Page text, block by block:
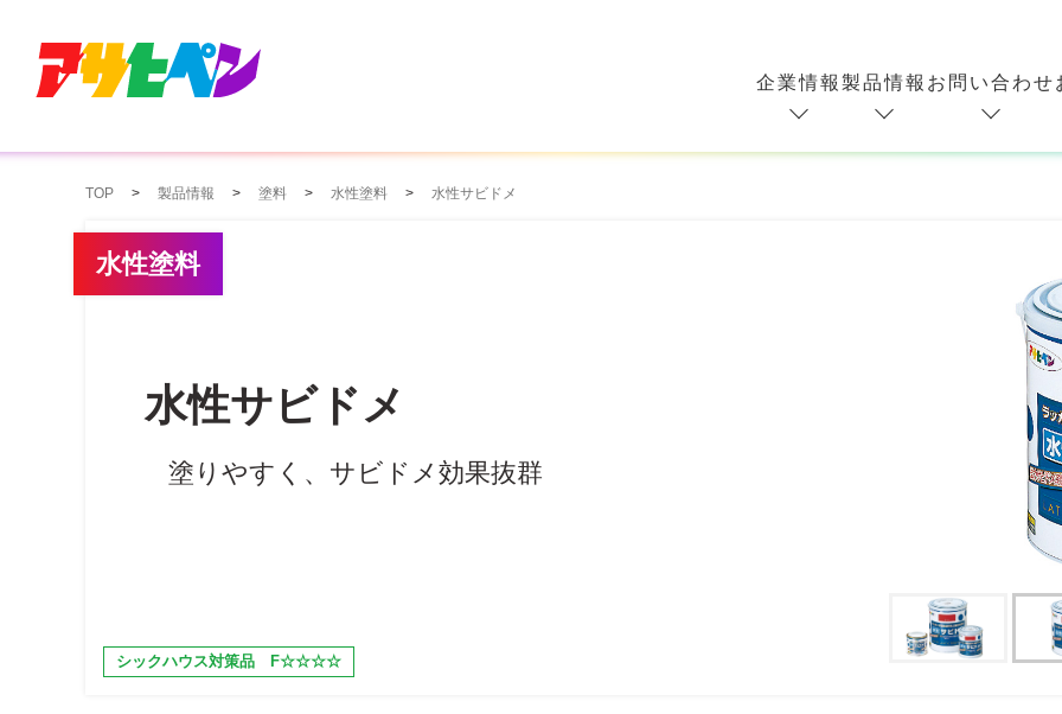
企業情報 製品情報 お問い合わせ
TOP 製品情報 塗料 水性塗料 水性サビドメ
水性塗料
水性サビドメ
塗りやすく、サビドメ効果抜群
シックハウス対策品 F☆☆☆☆